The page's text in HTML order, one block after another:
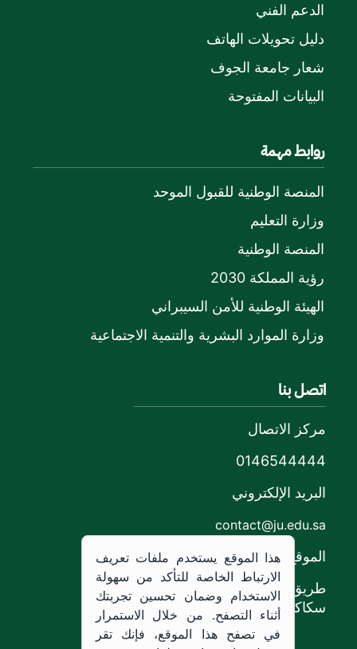
الدعم الفني
دليل تحويلات الهاتف
شعار جامعة الجوف
البيانات المفتوحة
روابط مهمة
المنصة الوطنية للقبول الموحد
وزارة التعليم
المنصة الوطنية
رؤية المملكة 2030
الهيئة الوطنية للأمن السيبراني
وزارة الموارد البشرية والتنمية الاجتماعية
اتصل بنا
مركز الاتصال
0146544444
البريد الإلكتروني
contact@ju.edu.sa
الموقع
طريق الملك خالد،
سكاكا, المملكة العربية السعودية.
هذا الموقع يستخدم ملفات تعريف
الارتباط الخاصة للتأكد من سهولة
الاستخدام وضمان تحسين تجربتك
أثناء التصفح. من خلال الاستمرار
في تصفح هذا الموقع، فإنك تقر